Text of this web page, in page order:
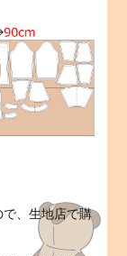
、生地店で購